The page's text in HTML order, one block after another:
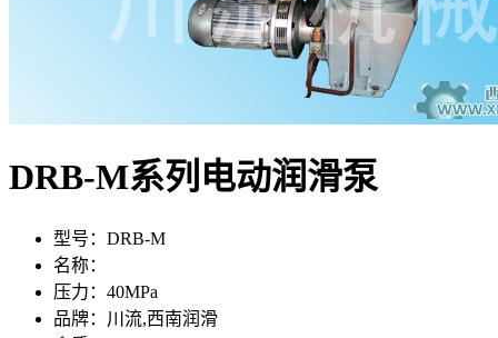
DRB-M系列电动润滑泵
型号： DRB-M
名称：
压力： 40MPa
品牌： 川流,西南润滑